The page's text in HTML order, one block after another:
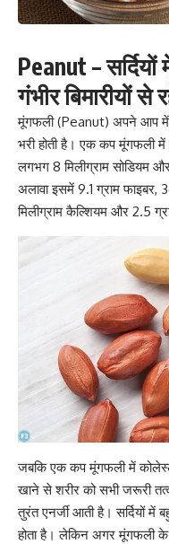
Peanut –
गंभीर बिमारीयों से
मूंगफली (Peanut) अपने आप में
भरी होती है। एक कप मूंगफली में
लगभग 8 मिलीग्रामसोडियम
अलावा इसमें 9.1 ग्राम फाइबर,
मिलीग्रामकैल्शियम और 2.5
जबकि एक कप मूंगफली में
खाने से शरीर को सभी जरूरी
तुरंत एनर्जी आती है। सर्दियों में
होता है। लेकिन अगर मूंगफली के